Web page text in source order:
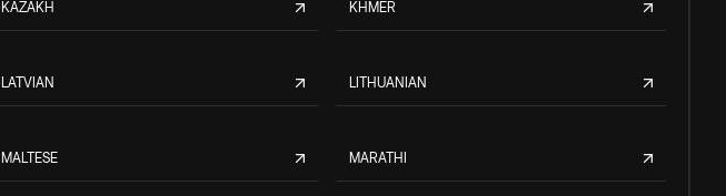
KAZAKH KHMER
LATVIAN LITHUANIAN
MALTESE MARATHI